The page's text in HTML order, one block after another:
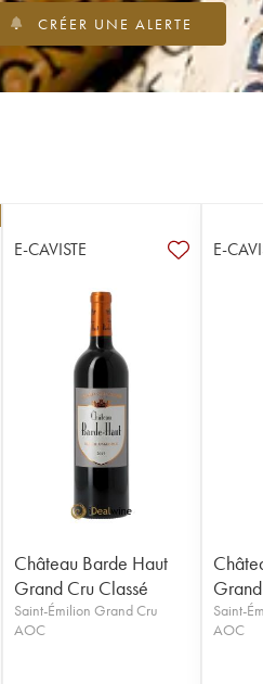
CRÉER UNE ALERTE
E-CAVISTE
Château Barde Haut
Grand Cru Classé
Saint-Émilion Grand Cru
AOC
E-
Saint-
AOC